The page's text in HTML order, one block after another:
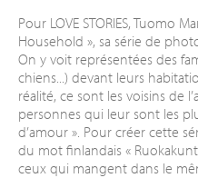
Pour LOVE STORIES, Tuomo
Household », sa série de
On y voit représentées des
chiens...) devant leurs
réalité, ce sont les voisins de
personnes qui leur sont les
d’amour ». Pour créer cette
du mot finlandais «
ceux qui mangent dans le